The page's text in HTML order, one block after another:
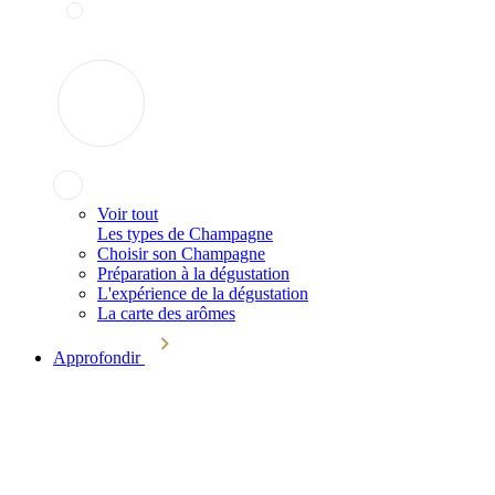
Voir tout
Les types de Champagne
Choisir son Champagne
Préparation à la dégustation
L'expérience de la dégustation
La carte des arômes
Approfondir